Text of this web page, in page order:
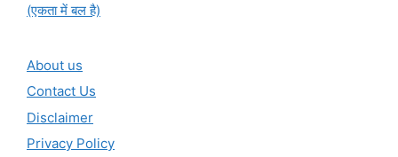
(एकता में बल है)
About us
Contact Us
Disclaimer
Privacy Policy